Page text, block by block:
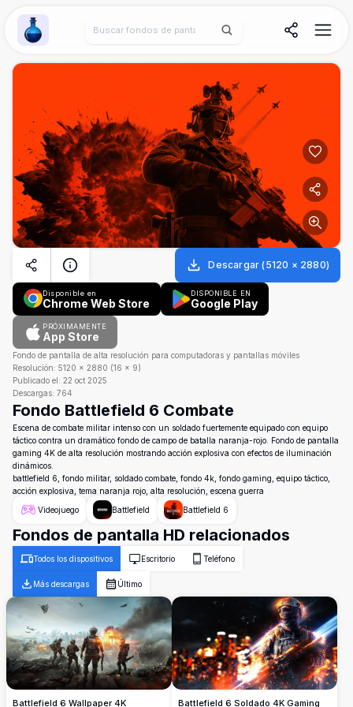
Wallpaper Alchemy
Descargar (5120 × 2880)
Disponible en
Chrome Web Store
DISPONIBLE EN
Google Play
PRÓXIMAMENTE
App Store
Fondo de pantalla de alta resolución para computadoras y pantallas móviles
Resolución: 5120 × 2880 (16 × 9)
Publicado el: 22 oct 2025
Descargas: 764
Fondo Battlefield 6 Combate
Escena de combate militar intenso con un soldado fuertemente equipado con equipo
táctico contra un dramático fondo de campo de batalla naranja-rojo. Fondo de pantalla
gaming 4K de alta resolución mostrando acción explosiva con efectos de iluminación
dinámicos.
battlefield 6, fondo militar, soldado combate, fondo 4k, fondo gaming, equipo táctico,
acción explosiva, tema naranja rojo, alta resolución, escena guerra
Videojuego
Battlefield Battlefield 6
Fondos de pantalla HD relacionados
Todos los dispositivos Escritorio Teléfono
Más descargas Último
Battlefield 6 Wallpaper 4K
Battlefield 6 Soldado 4K Gaming